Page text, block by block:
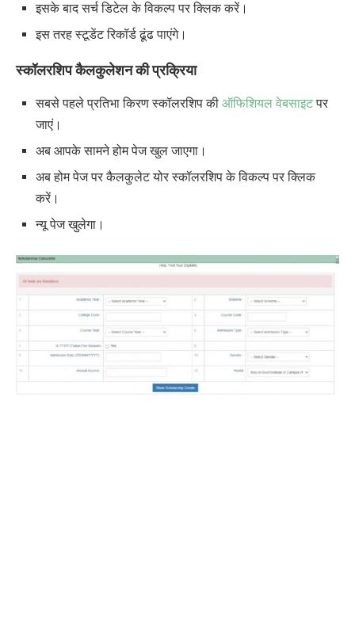
इसके बाद सर्च डिटेल के विकल्प पर क्लिक करें।
इस तरह स्टूडेंट रिकॉर्ड ढूंढ पाएंगे।
स्कॉलरशिप कैलकुलेशन की प्रक्रिया
सबसे पहले प्रतिभा किरण स्कॉलरशिप की ऑफिशियल वेबसाइटपर
जाएं।
अब आपके सामने होम पेज खुल जाएगा।
अब होम पेज पर कैलकुलेट योर स्कॉलरशिप के विकल्प पर क्लिक
करें।
न्यू पेज खुलेगा।